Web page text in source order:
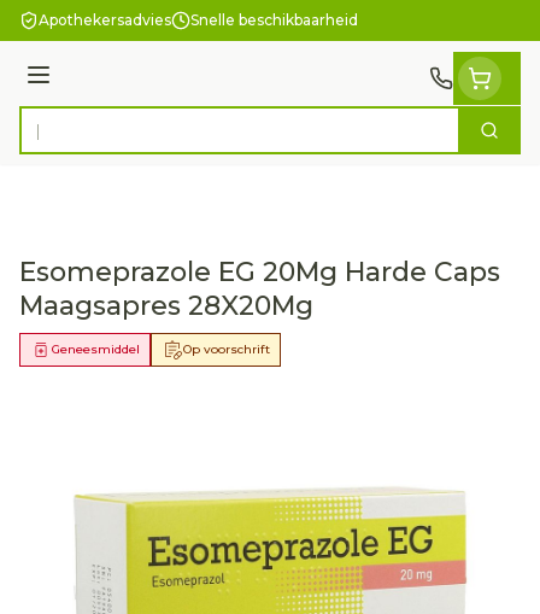
Ga naar de inhoud
Apothekersadvies Snelle beschikbaarheid
Menu
Product, merk, categorie... Zoek
Esomeprazole EG 20Mg Harde Caps
Maagsapres 28X20Mg
Op voorschrift
Geneesmiddel